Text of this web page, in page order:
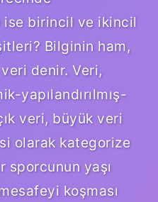
ise birincil ve ikincil
Bilginin ham,
denir. Veri,
yapılandırılmış-
veri, büyük veri
olarak kategorize
sporcunun yaşı
koşması